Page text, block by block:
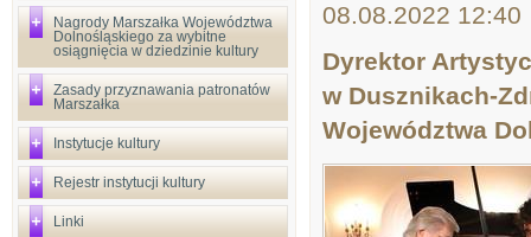
Nagrody Marszałka Województwa
Dolnośląskiego za wybitne
osiągnięcia w dziedzinie kultury
Zasady przyznawania patronatów
Marszałka
Instytucje kultury
Rejestr instytucji kultury
Linki
08.08.2022 12:40
Dyrektor
w Dusznikach-
Województwa